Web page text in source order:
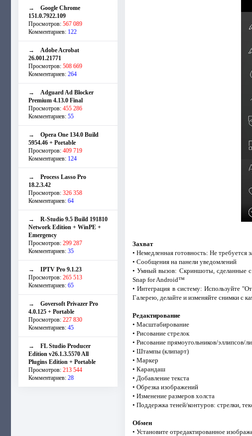
→ Google Chrome
151.0.7922.109
Просмотров: 567 089
Комментариев: 122
→ Adobe Acrobat
26.001.21771
Просмотров: 508 669
Комментариев: 264
→ Adguard Ad Blocker
Premium 4.13.0 Final
Просмотров: 455 286
Комментариев: 55
→ Opera One 134.0 Build
5954.46 + Portable
Просмотров: 409 719
Комментариев: 124
→ Process Lasso Pro
18.2.3.42
Просмотров: 326 358
Комментариев: 64
→ R-Studio 9.5 Build 191810
Network Edition + WinPE +
Emergency
Просмотров: 299 287
Комментариев: 35
→ IPTV Pro 9.1.23
Просмотров: 265 513
Комментариев: 65
→ Goversoft Privazer Pro
4.0.125 + Portable
Просмотров: 227 830
Комментариев: 45
→ FL Studio Producer
Edition v26.1.3.5570 All
Plugins Edition + Portable
Просмотров: 213 544
Комментариев: 28
Захват
• Немедленная готовность: Не
• Сообщения на панели уведомлений
• Умный вызов: Скриншоты, сделанные
Snap for Android™
• Интеграция в систему: Используйте
Галерею, делайте и изменяйте снимки с
Редактирование
• Масштабирование
• Рисование стрелок
• Рисование прямоугольников/эллипсов/
• Штампы (клипарт)
• Маркер
• Карандаш
• Добавление текста
• Обрезка изображений
• Изменение размеров холста
• Поддержка теней/контуров: стрелки,
Обмен
• Установите отредактированное